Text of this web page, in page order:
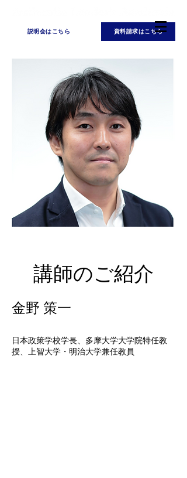
説明会はこちら 資料請求はこちら
講師のご紹介
金野 策一
日本政策学校学長、多摩大学大学院特任教
授、上智大学・明治大学兼任教員